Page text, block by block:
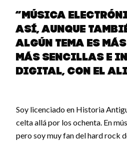
“Música
así, aunque
algún tema es
más sencillas e
digital, con el
Soy licenciado en Historia
celta allá por los ochenta. En
pero soy muy fan del hard rock